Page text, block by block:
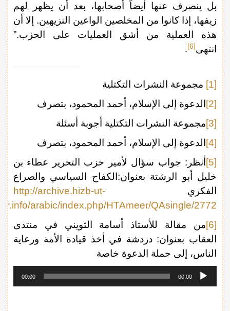
بل ينصرف عنها أيضاً أصحابها، بعد أن يظهر لهم
زيفها، إذا كانوا من المخلصين الواعين النزيهين. إلا أن
هذه العملية من أشق العمليات على الحزب.”
انتهى[6]
.
[1]
مجموعة النشرات التكتلية
[2]
الدعوة إلى الإسلام، أحمد المحمود، بتصرف
[3]
مجموعة النشرات التكتلية أجوبة أسئلة
[4]
الدعوة إلى الإسلام، أحمد المحمود، بتصرف
[5]
أنظر: جواب سؤال لأمير حزب التحرير عطاء بن
خليل أبو الرشتة بعنوان:الكفاح السياسي والصراع
الفكري http://archive.hizb-ut-
arabic/index.php/HTAmeer/QAsingle/2772/
[6]
من مقالة للأستاذ أسامة الثويني في منتدى
العقاب بعنوان: دردشة في أخذ قيادة الأمة ورعاية
الناس، إلى حملة الدعوة خاصة
مشغل
00:00
00:00